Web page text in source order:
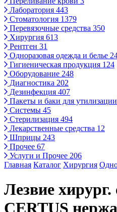
Лаборатория 443
Стоматология 1379
Перевязочные средства 350
Хирургия 613
Рентген 31
Одноразовая одежда и белье
Гигиеническая продукция 124
Оборудование 248
Диагностика 202
Дезинфекция 407
Пакеты и баки для утилизации
Системы 45
Стерилизация 494
Лекарственные средства 12
Шприцы 243
Прочее 67
Услуги и Прочее 206
Главная Каталог Хирургия
Лезвие хирург.
CERTUS